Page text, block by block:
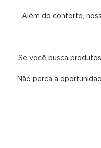
Além do conforto,
Se você busca
Não perca a